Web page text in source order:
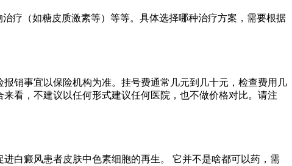
疗（如糖皮质激素等）等等。具体选择哪种治疗方案，需要根据
销事宜以保险机构为准。挂号费通常几元到几十元，检查费用几
看，不建议以任何形式建议任何医院，也不做价格对比。请注
白癜风患者皮肤中色素细胞的再生。 它并不是啥都可以药，需